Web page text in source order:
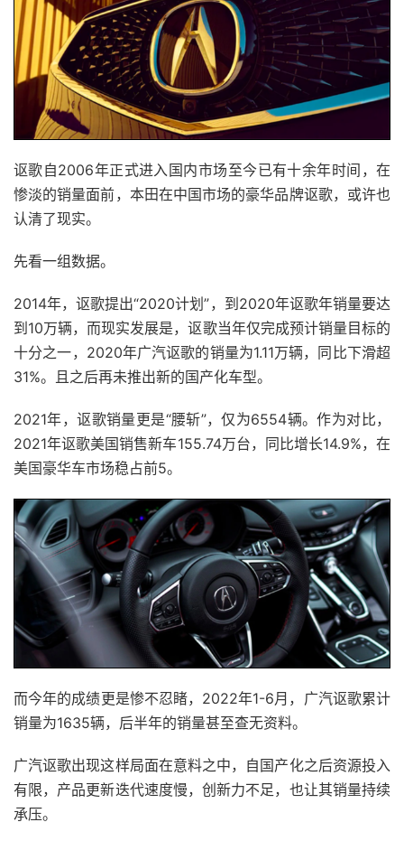
讴歌自2006年正式进入国内市场至今已有十余年时间，在
惨淡的销量面前，本田在中国市场的豪华品牌讴歌，或许也
认清了现实。
先看一组数据。
2014年，讴歌提出“2020计划”，到2020年讴歌年销量要达
到10万辆，而现实发展是，讴歌当年仅完成预计销量目标的
十分之一，2020年广汽讴歌的销量为1.11万辆，同比下滑超
31%。且之后再未推出新的国产化车型。
2021年，讴歌销量更是“腰斩”，仅为6554辆。作为对比，
2021年讴歌美国销售新车155.74万台，同比增长14.9%，在
美国豪华车市场稳占前5。
而今年的成绩更是惨不忍睹，2022年1-6月，广汽讴歌累计
销量为1635辆，后半年的销量甚至查无资料。
广汽讴歌出现这样局面在意料之中，自国产化之后资源投入
有限，产品更新迭代速度慢，创新力不足，也让其销量持续
承压。